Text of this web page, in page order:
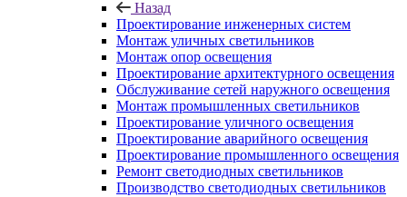
Назад
Проектирование инженерных систем
Монтаж уличных светильников
Монтаж опор освещения
Проектирование архитектурного освещения
Обслуживание сетей наружного освещения
Монтаж промышленных светильников
Проектирование уличного освещения
Проектирование аварийного освещения
Проектирование промышленного освещения
Ремонт светодиодных светильников
Производство светодиодных светильников